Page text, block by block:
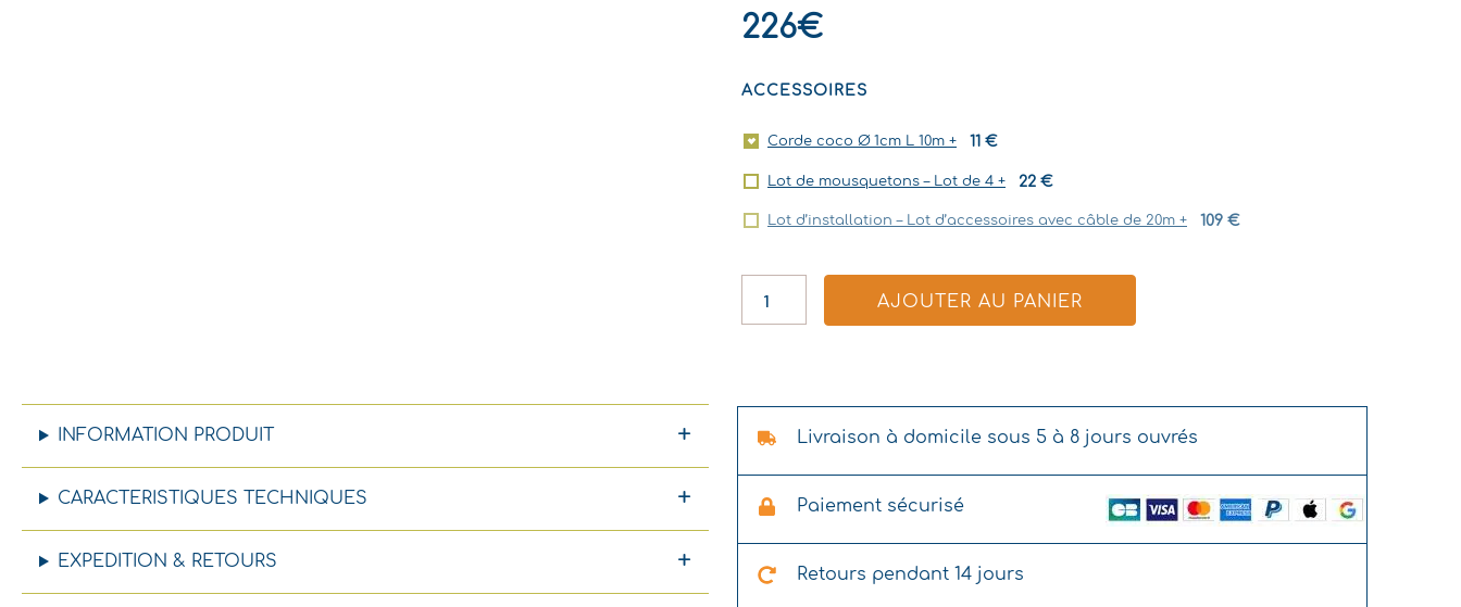
226€
ACCESSOIRES
Corde coco Ø 1cm L 10m + 11 €
Lot de mousquetons – Lot de 4 + 22 €
Lot d’installation – Lot d’accessoires avec câble de 20m + 109 €
D'ATTACHE
-
CLASSIQUE
AJOUTER AU PANIER
INFORMATION PRODUIT
CARACTERISTIQUES TECHNIQUES
EXPEDITION & RETOURS
Livraison à domicile sous 5 à 8 jours ouvrés
Paiement sécurisé
Retours pendant 14 jours